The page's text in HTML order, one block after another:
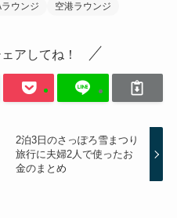
ウンジ 空港ラウンジ
アしてね！
2泊3日のさっぽろ雪まつり
旅行に夫婦2人で使ったお
金のまとめ